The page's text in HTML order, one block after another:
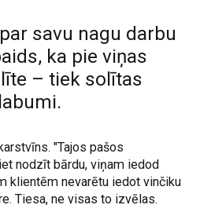
savu nagu darbu
ka pie viņas
– tiek solītas
"Tajos pašos
nodzīt bārdu, viņam iedod
klientēm nevarētu iedot vinčiku
Tiesa, ne visas to izvēlas.